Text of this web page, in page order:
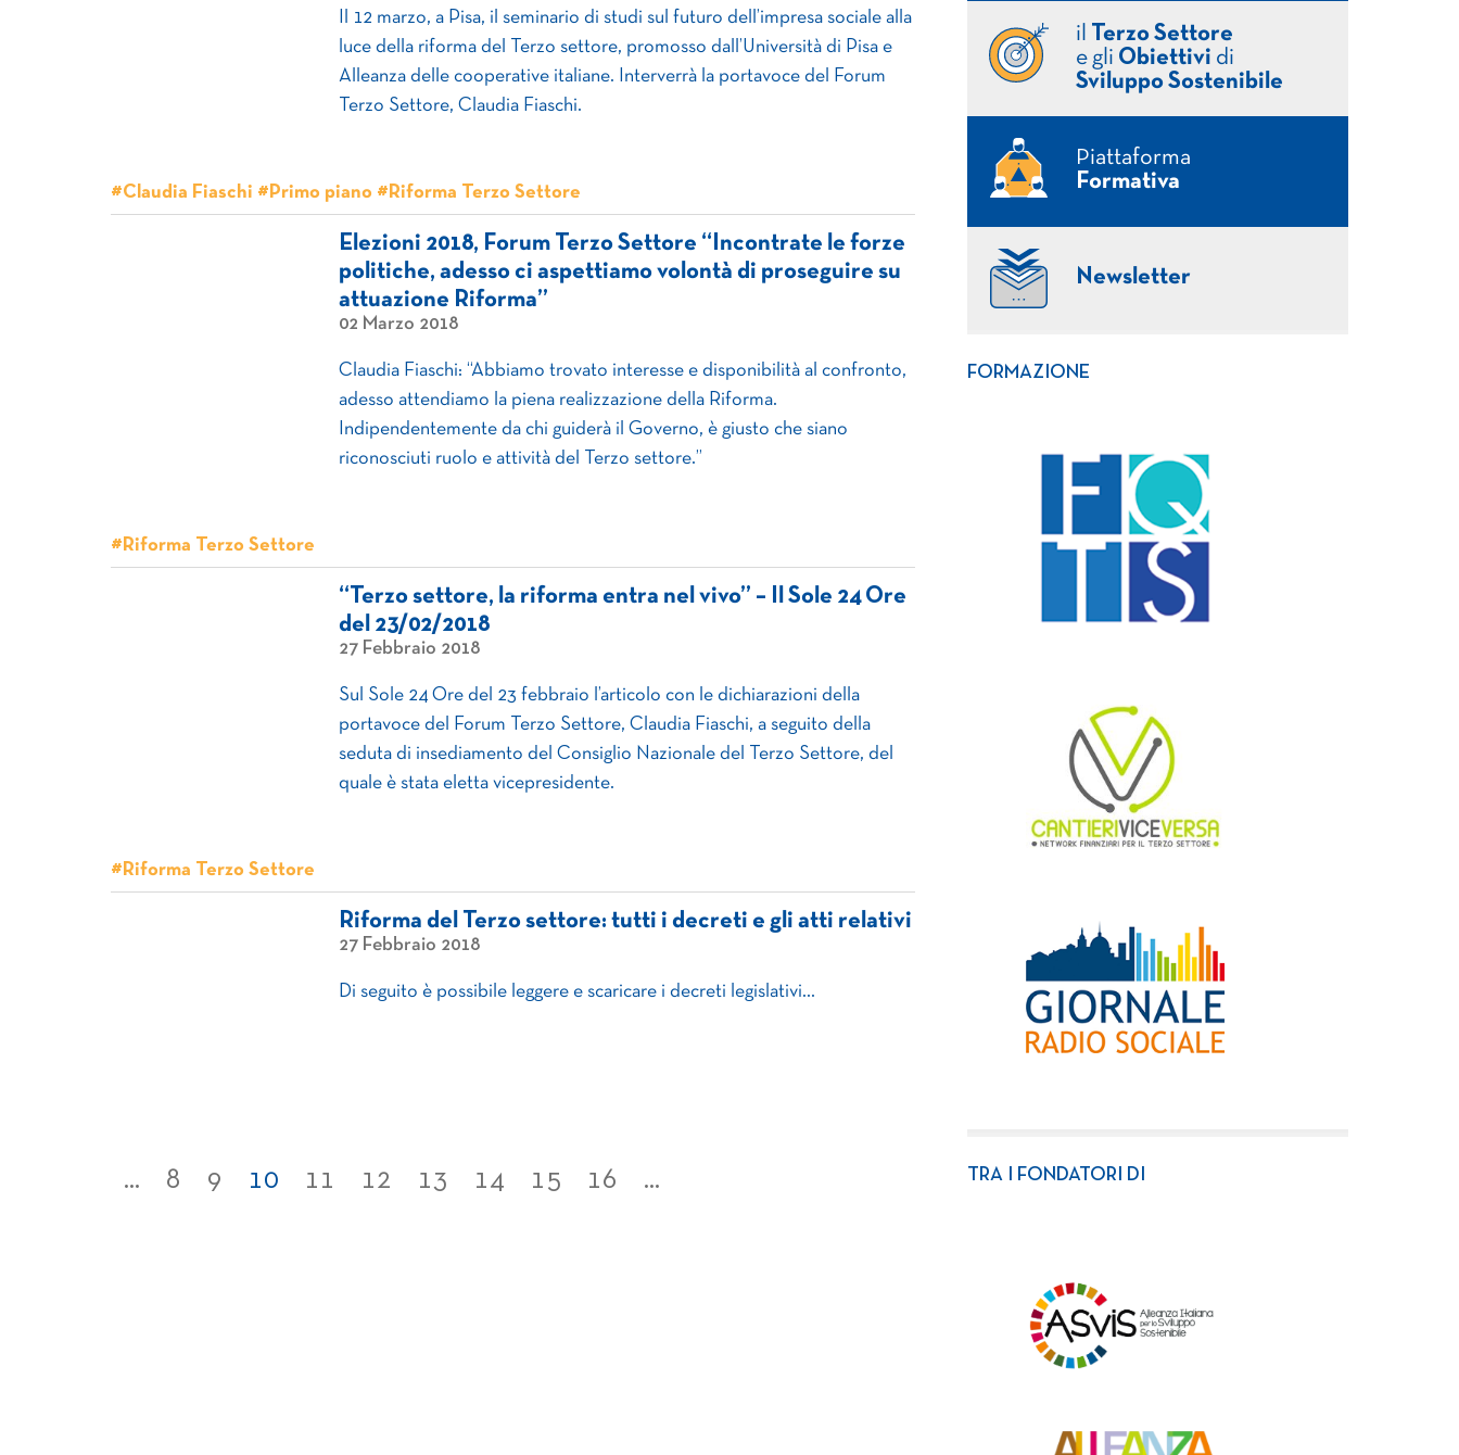
Il 12 marzo, a Pisa, il seminario di studi sul futuro dell’impresa sociale alla
luce della riforma del Terzo settore, promosso dall’Università di Pisa e
Alleanza delle cooperative italiane. Interverrà la portavoce del Forum
Terzo Settore, Claudia Fiaschi.
#Claudia Fiaschi #Primo piano #Riforma Terzo Settore
Elezioni 2018, Forum Terzo Settore “Incontrate le forze
politiche, adesso ci aspettiamo volontà di proseguire su
attuazione Riforma”
02 Marzo 2018
Claudia Fiaschi: “Abbiamo trovato interesse e disponibilità al confronto,
adesso attendiamo la piena realizzazione della Riforma.
Indipendentemente da chi guiderà il Governo, è giusto che siano
riconosciuti ruolo e attività del Terzo settore.”
#Riforma Terzo Settore
“Terzo settore, la riforma entra nel vivo” – Il Sole 24 Ore
del 23/02/2018
27 Febbraio 2018
Sul Sole 24 Ore del 23 febbraio l’articolo con le dichiarazioni della
portavoce del Forum Terzo Settore, Claudia Fiaschi, a seguito della
seduta di insediamento del Consiglio Nazionale del Terzo Settore, del
quale è stata eletta vicepresidente.
#Riforma Terzo Settore
Riforma del Terzo settore: tutti i decreti e gli atti relativi
27 Febbraio 2018
Di seguito è possibile leggere e scaricare i decreti legislativi…
... 8 9 10 11 12 13 14 15 16 ...
il
Terzo Settore
e gli Obiettivi di
Sviluppo Sostenibile
Piattaforma
Formativa
Newsletter
FORMAZIONE
TRA I FONDATORI DI